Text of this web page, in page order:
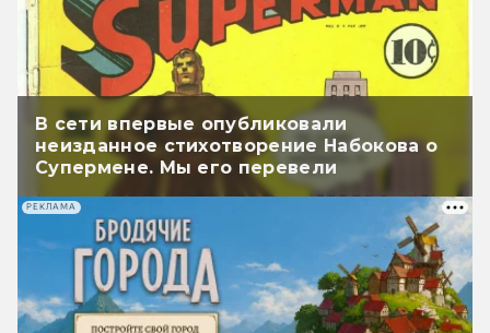
В сети впервые опубликовали
неизданное стихотворение Набокова о
Супермене. Мы его перевели
РЕКЛАМА